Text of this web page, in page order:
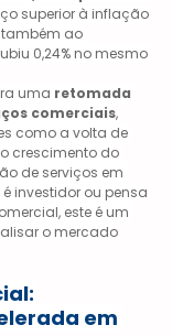
superior à inflação
também ao
0,24% no mesmo
uma retomada
comerciais,
como a volta de
crescimento do
de serviços em
investidor ou pensa
este é um
o mercado
em